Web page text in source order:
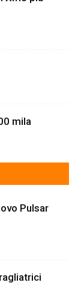
mila
Pulsar